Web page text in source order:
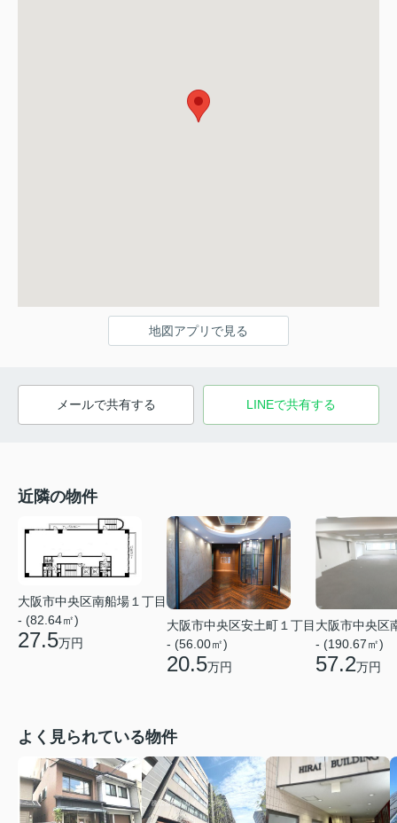
地図アプリで見る
メールで共有する LINEで共有する
近隣の物件
大阪市中央区南船場１丁目
- (82.64㎡)
27.5万円
大阪市中央区安土町１丁目
- (56.00㎡)
20.5万円
大阪市中央区
- (190.67㎡)
57.2万円
よく見られている物件